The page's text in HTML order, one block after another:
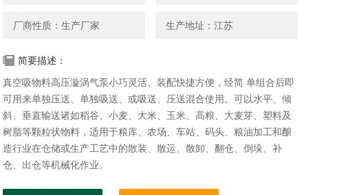
厂商性质：生产厂家 生产地址：江苏
简要描述：
真空吸物料高压漩涡气泵小巧灵活、装配快捷方便，经简 单组合后即
可用来单独压送、单独吸送、或吸送、压送混合使用。可以水平、倾
斜、垂直输送诸如稻谷、小麦、大米、玉米、高粮、大麦芽、塑料及
树脂等颗粒状物料，适用于粮库、农场、车站、码头、粮油加工和酿
造行业在仓储或生产工艺中的散装、散运、散卸、翻仓、倒垛、补
仓、出仓等机械化作业。